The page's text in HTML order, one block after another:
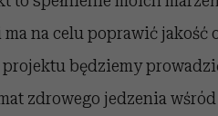
na celu poprawić jakość
będziemy
zdrowego jedzenia